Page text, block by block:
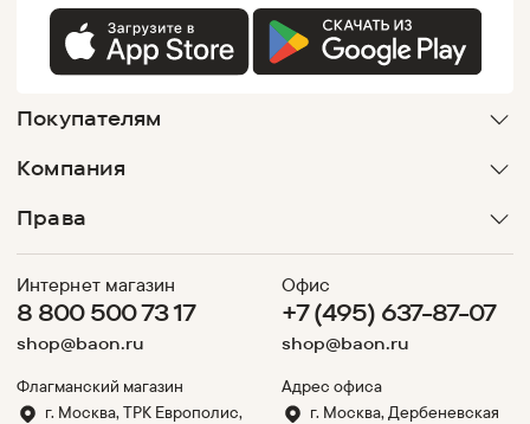
Покупателям
Компания
Права
Интернет магазин
8 800 500 73 17
shop@baon.ru
Флагманский магазин
г. Москва, ТРК Европолис,
Офис
+7 (495) 637-87-07
shop@baon.ru
Адрес офиса
г. Москва, Дербеневская